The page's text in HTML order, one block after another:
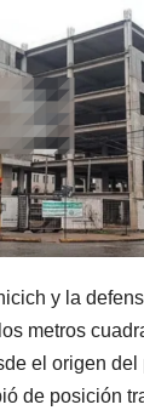
y la
metros
el origen del
de posición